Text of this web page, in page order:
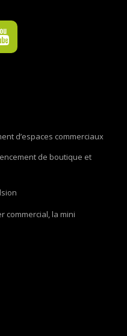
d’espaces commerciaux
de boutique et
commercial, la mini